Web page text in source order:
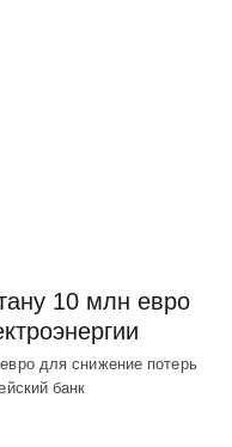
10 млн евро
для снижение потерь
банк